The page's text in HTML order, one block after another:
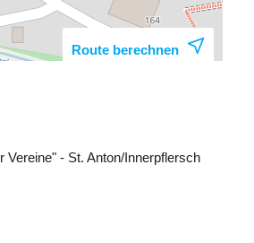
Route berechnen
Vereine" - St. Anton/Innerpflersch